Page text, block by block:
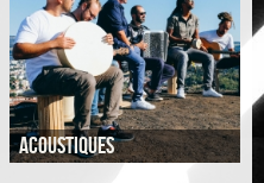
AcoustiQUES